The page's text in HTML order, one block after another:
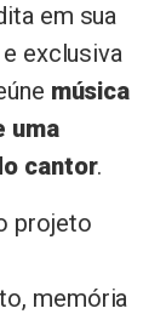
em sua
exclusiva
música
uma
cantor.
projeto
memória